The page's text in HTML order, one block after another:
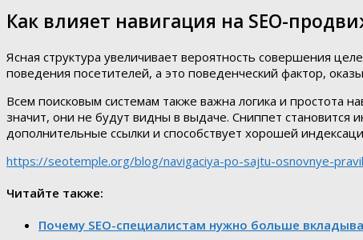
Как влияет навигация на SEO-
Ясная структура увеличивает вероятность совершения
поведения посетителей, а это поведенческий фактор,
Всем поисковым системам также важна логика и простота
значит, они не будут видны в выдаче. Сниппет становится
дополнительные ссылки и способствует хорошей
https://seotemple.org/blog/navigaciya-po-sajtu-osnovnye-
Читайте также:
Почему SEO-специалистам нужно больше